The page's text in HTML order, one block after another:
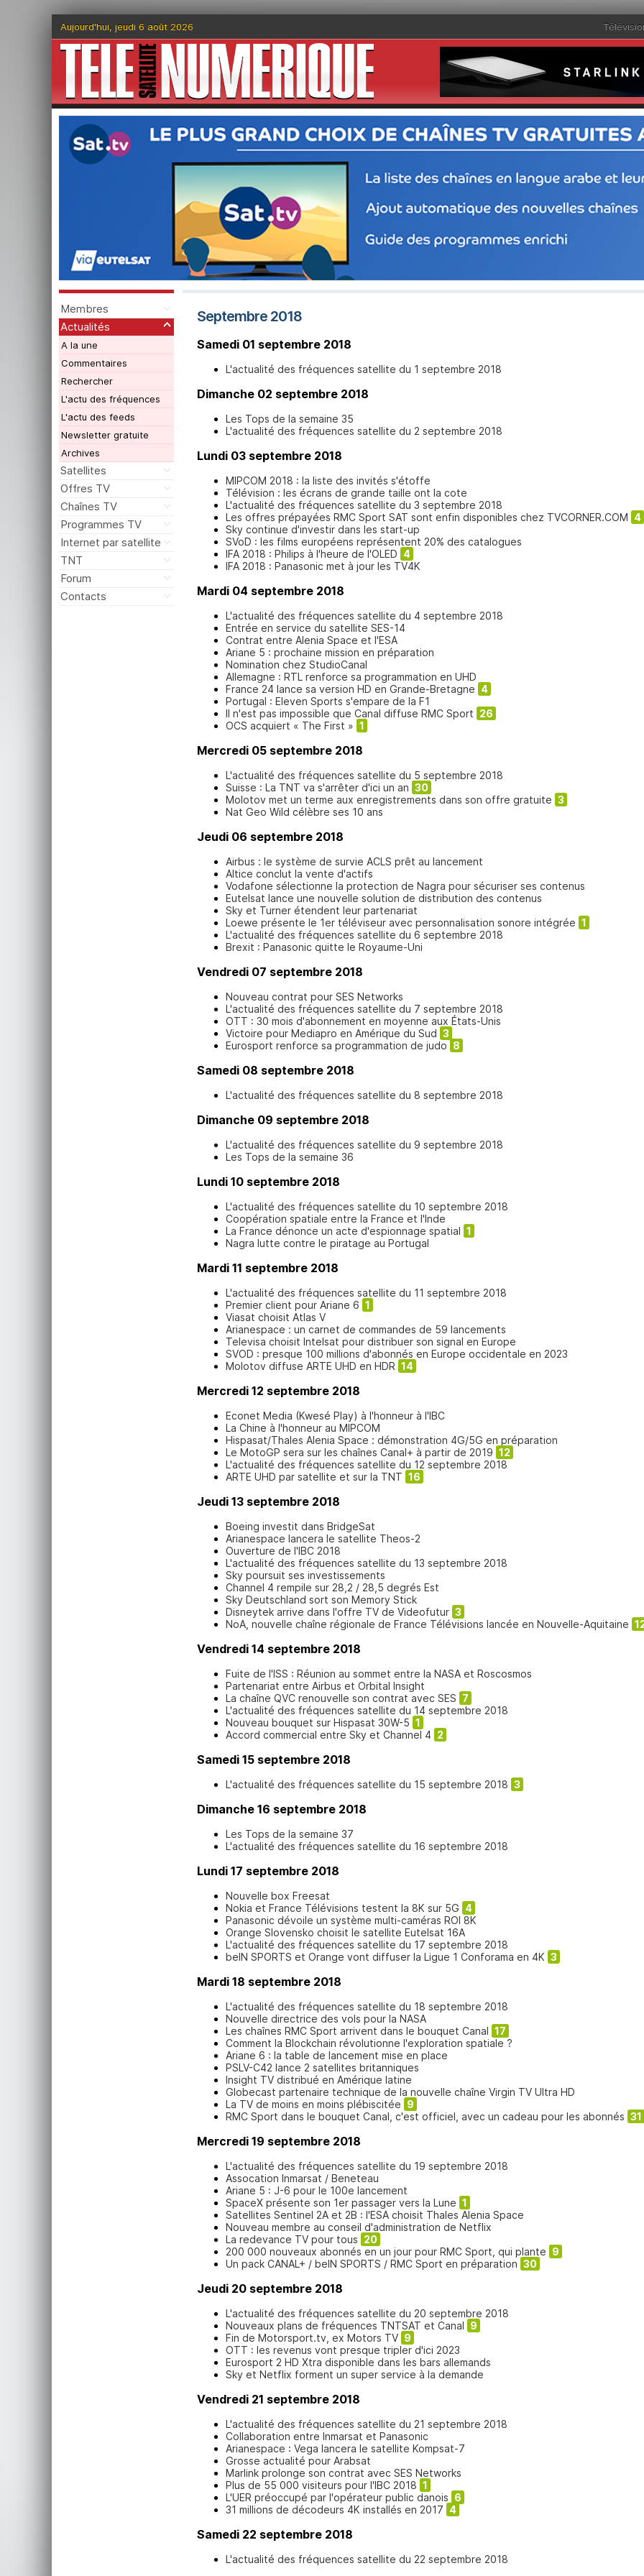
Aujourd'hui, jeudi 6 août 2026
Membres
Actualités
A la une
Commentaires
Rechercher
L'actu des fréquences
L'actu des feeds
Newsletter gratuite
Archives
Satellites
Offres TV
Chaînes TV
Programmes TV
Internet par satellite
TNT
Forum
Contacts
Septembre 2018
Samedi 01 septembre 2018
L'actualité des fréquences satellite du 1 septembre 2018
Dimanche 02 septembre 2018
Les Tops de la semaine 35
L'actualité des fréquences satellite du 2 septembre 2018
Lundi 03 septembre 2018
MIPCOM 2018 : la liste des invités s'étoffe
Télévision : les écrans de grande taille ont la cote
L'actualité des fréquences satellite du 3 septembre 2018
Les offres prépayées RMC Sport SAT sont enfin disponibles chez TVCORNER.COM 4
Sky continue d'investir dans les start-up
SVoD : les films européens représentent 20% des catalogues
IFA 2018 : Philips à l'heure de l'OLED 4
IFA 2018 : Panasonic met à jour les TV4K
Mardi 04 septembre 2018
L'actualité des fréquences satellite du 4 septembre 2018
Entrée en service du satellite SES-14
Contrat entre Alenia Space et l'ESA
Ariane 5 : prochaine mission en préparation
Nomination chez StudioCanal
Allemagne : RTL renforce sa programmation en UHD
France 24 lance sa version HD en Grande-Bretagne 4
Portugal : Eleven Sports s'empare de la F1
Il n'est pas impossible que Canal diffuse RMC Sport 26
OCS acquiert « The First » 1
Mercredi 05 septembre 2018
L'actualité des fréquences satellite du 5 septembre 2018
Suisse : La TNT va s'arrêter d'ici un an 30
Molotov met un terme aux enregistrements dans son offre gratuite 3
Nat Geo Wild célèbre ses 10 ans
Jeudi 06 septembre 2018
Airbus : le système de survie ACLS prêt au lancement
Altice conclut la vente d'actifs
Vodafone sélectionne la protection de Nagra pour sécuriser ses contenus
Eutelsat lance une nouvelle solution de distribution des contenus
Sky et Turner étendent leur partenariat
Loewe présente le 1er téléviseur avec personnalisation sonore intégrée 1
L'actualité des fréquences satellite du 6 septembre 2018
Brexit : Panasonic quitte le Royaume-Uni
Vendredi 07 septembre 2018
Nouveau contrat pour SES Networks
L'actualité des fréquences satellite du 7 septembre 2018
OTT : 30 mois d'abonnement en moyenne aux États-Unis
Victoire pour Mediapro en Amérique du Sud 3
Eurosport renforce sa programmation de judo 8
Samedi 08 septembre 2018
L'actualité des fréquences satellite du 8 septembre 2018
Dimanche 09 septembre 2018
L'actualité des fréquences satellite du 9 septembre 2018
Les Tops de la semaine 36
Lundi 10 septembre 2018
L'actualité des fréquences satellite du 10 septembre 2018
Coopération spatiale entre la France et l'Inde
La France dénonce un acte d'espionnage spatial 1
Nagra lutte contre le piratage au Portugal
Mardi 11 septembre 2018
L'actualité des fréquences satellite du 11 septembre 2018
Premier client pour Ariane 6 1
Viasat choisit Atlas V
Arianespace : un carnet de commandes de 59 lancements
Televisa choisit Intelsat pour distribuer son signal en Europe
SVOD : presque 100 millions d'abonnés en Europe occidentale en 2023
Molotov diffuse ARTE UHD en HDR 14
Mercredi 12 septembre 2018
Econet Media (Kwesé Play) à l'honneur à l'IBC
La Chine à l'honneur au MIPCOM
Hispasat/Thales Alenia Space : démonstration 4G/5G en préparation
Le MotoGP sera sur les chaînes Canal+ à partir de 2019 12
L'actualité des fréquences satellite du 12 septembre 2018
ARTE UHD par satellite et sur la TNT 16
Jeudi 13 septembre 2018
Boeing investit dans BridgeSat
Arianespace lancera le satellite Theos-2
Ouverture de l'IBC 2018
L'actualité des fréquences satellite du 13 septembre 2018
Sky poursuit ses investissements
Channel 4 rempile sur 28,2 / 28,5 degrés Est
Sky Deutschland sort son Memory Stick
Disneytek arrive dans l'offre TV de Videofutur 3
NoA, nouvelle chaîne régionale de France Télévisions lancée en Nouvelle-Aquitaine
Vendredi 14 septembre 2018
Fuite de l'ISS : Réunion au sommet entre la NASA et Roscosmos
Partenariat entre Airbus et Orbital Insight
La chaîne QVC renouvelle son contrat avec SES 7
L'actualité des fréquences satellite du 14 septembre 2018
Nouveau bouquet sur Hispasat 30W-5 1
Accord commercial entre Sky et Channel 4 2
Samedi 15 septembre 2018
L'actualité des fréquences satellite du 15 septembre 2018 3
Dimanche 16 septembre 2018
Les Tops de la semaine 37
L'actualité des fréquences satellite du 16 septembre 2018
Lundi 17 septembre 2018
Nouvelle box Freesat
Nokia et France Télévisions testent la 8K sur 5G 4
Panasonic dévoile un système multi-caméras ROI 8K
Orange Slovensko choisit le satellite Eutelsat 16A
L'actualité des fréquences satellite du 17 septembre 2018
beIN SPORTS et Orange vont diffuser la Ligue 1 Conforama en 4K 3
Mardi 18 septembre 2018
L'actualité des fréquences satellite du 18 septembre 2018
Nouvelle directrice des vols pour la NASA
Les chaînes RMC Sport arrivent dans le bouquet Canal 17
Comment la Blockchain révolutionne l'exploration spatiale ?
Ariane 6 : la table de lancement mise en place
PSLV-C42 lance 2 satellites britanniques
Insight TV distribué en Amérique latine
Globecast partenaire technique de la nouvelle chaîne Virgin TV Ultra HD
La TV de moins en moins plébiscitée 9
RMC Sport dans le bouquet Canal, c'est officiel, avec un cadeau pour les abonnés 31
Mercredi 19 septembre 2018
L'actualité des fréquences satellite du 19 septembre 2018
Assocation Inmarsat / Beneteau
Ariane 5 : J-6 pour le 100e lancement
SpaceX présente son 1er passager vers la Lune 1
Satellites Sentinel 2A et 2B : l'ESA choisit Thales Alenia Space
Nouveau membre au conseil d'administration de Netflix
La redevance TV pour tous 20
200 000 nouveaux abonnés en un jour pour RMC Sport, qui plante 9
Un pack CANAL+ / beIN SPORTS / RMC Sport en préparation 30
Jeudi 20 septembre 2018
L'actualité des fréquences satellite du 20 septembre 2018
Nouveaux plans de fréquences TNTSAT et Canal 9
Fin de Motorsport.tv, ex Motors TV 9
OTT : les revenus vont presque tripler d'ici 2023
Eurosport 2 HD Xtra disponible dans les bars allemands
Sky et Netflix forment un super service à la demande
Vendredi 21 septembre 2018
L'actualité des fréquences satellite du 21 septembre 2018
Collaboration entre Inmarsat et Panasonic
Arianespace : Vega lancera le satellite Kompsat-7
Grosse actualité pour Arabsat
Marlink prolonge son contrat avec SES Networks
Plus de 55 000 visiteurs pour l'IBC 2018 1
L'UER préoccupé par l'opérateur public danois 6
31 millions de décodeurs 4K installés en 2017 4
Samedi 22 septembre 2018
L'actualité des fréquences satellite du 22 septembre 2018